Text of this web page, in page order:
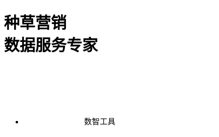
种草营销
数据服务专家
数智工具